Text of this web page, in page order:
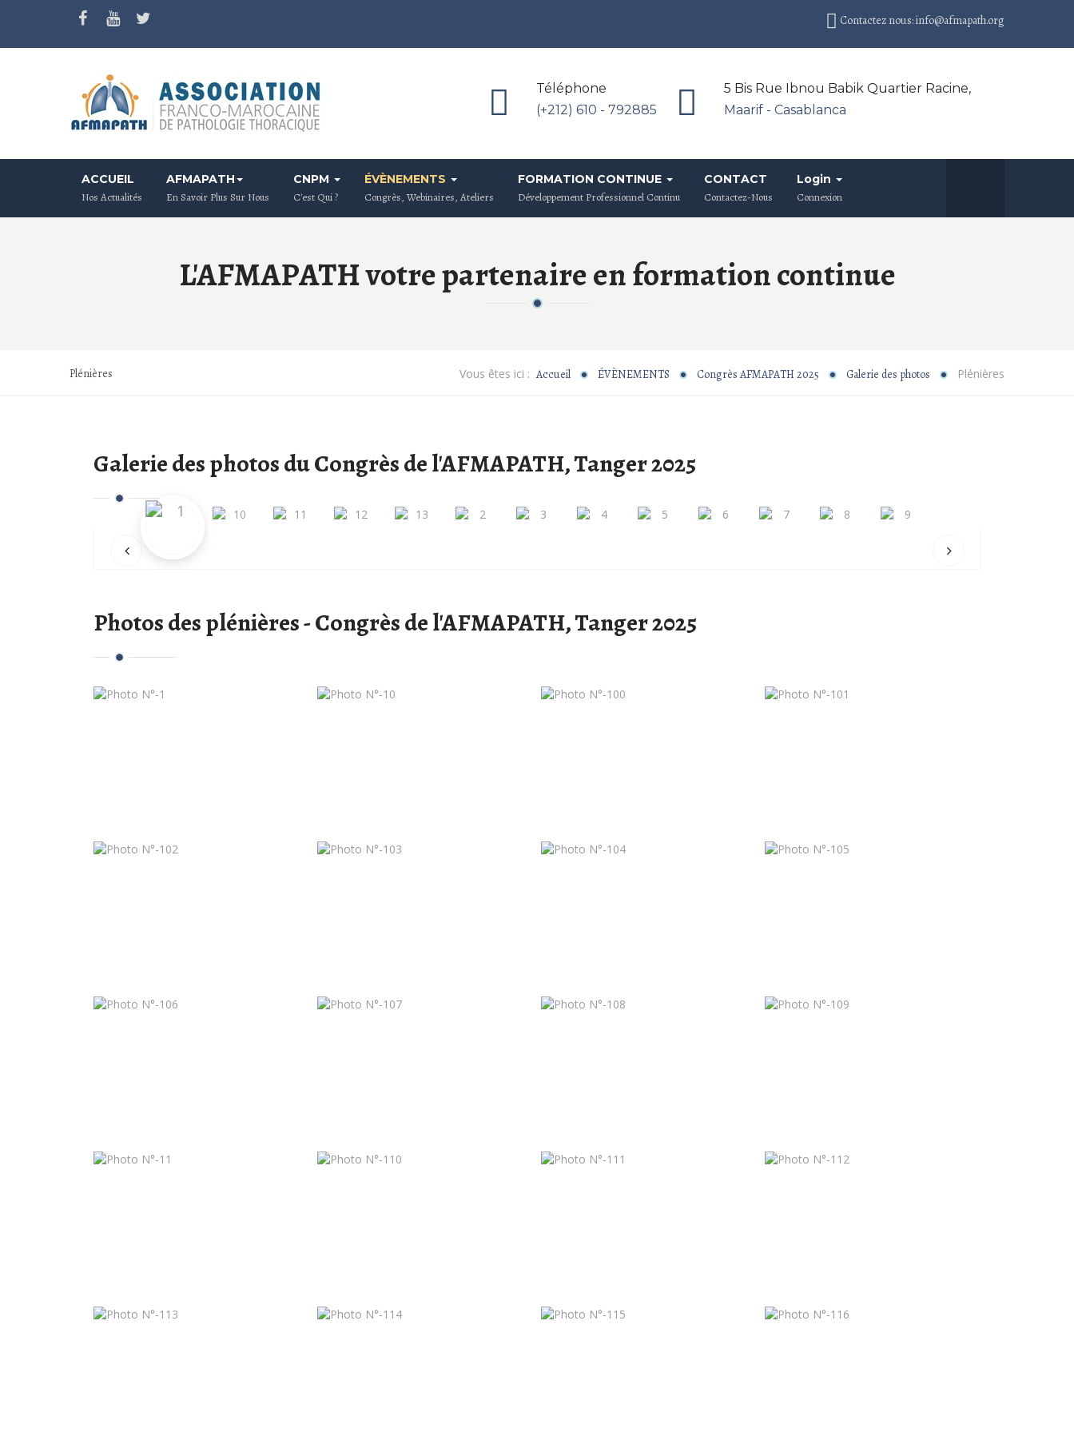
Contactez nous: info@afmapath.org
5 Bis Rue Ibnou Babik Quartier Racine,
Maarif - Casablanca
Téléphone
(+212) 610 - 792885
ACCUEIL
Nos Actualités
AFMAPATH
En Savoir Plus Sur Nous
CNPM
C'est Qui ?
ÉVÈNEMENTS
Congrès, Webinaires, Ateliers
FORMATION CONTINUE
Développement Professionnel Continu
CONTACT
Contactez-Nous
Login
Connexion
L'AFMAPATH votre partenaire en formation continue
Plénières Vous êtes ici : Accueil ÉVÈNEMENTS Congrès AFMAPATH 2025 Galerie des photos Plénières
Galerie des photos du Congrès de l'AFMAPATH, Tanger 2025
Photos des plénières - Congrès de l'AFMAPATH, Tanger 2025